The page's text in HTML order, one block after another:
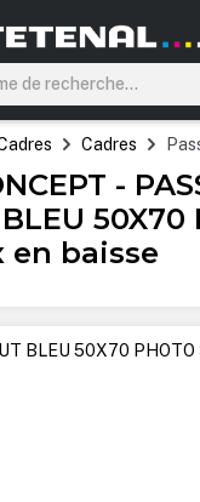
Cadres
-
50X70
en baisse